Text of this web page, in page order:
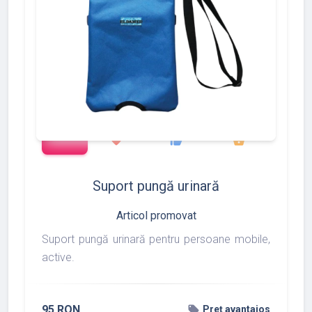
favorite thumb_up shopping_basket
Suport pungă urinară
Articol promovat
Suport pungă urinară pentru persoane mobile,
active.
95 RON Preț avantajos